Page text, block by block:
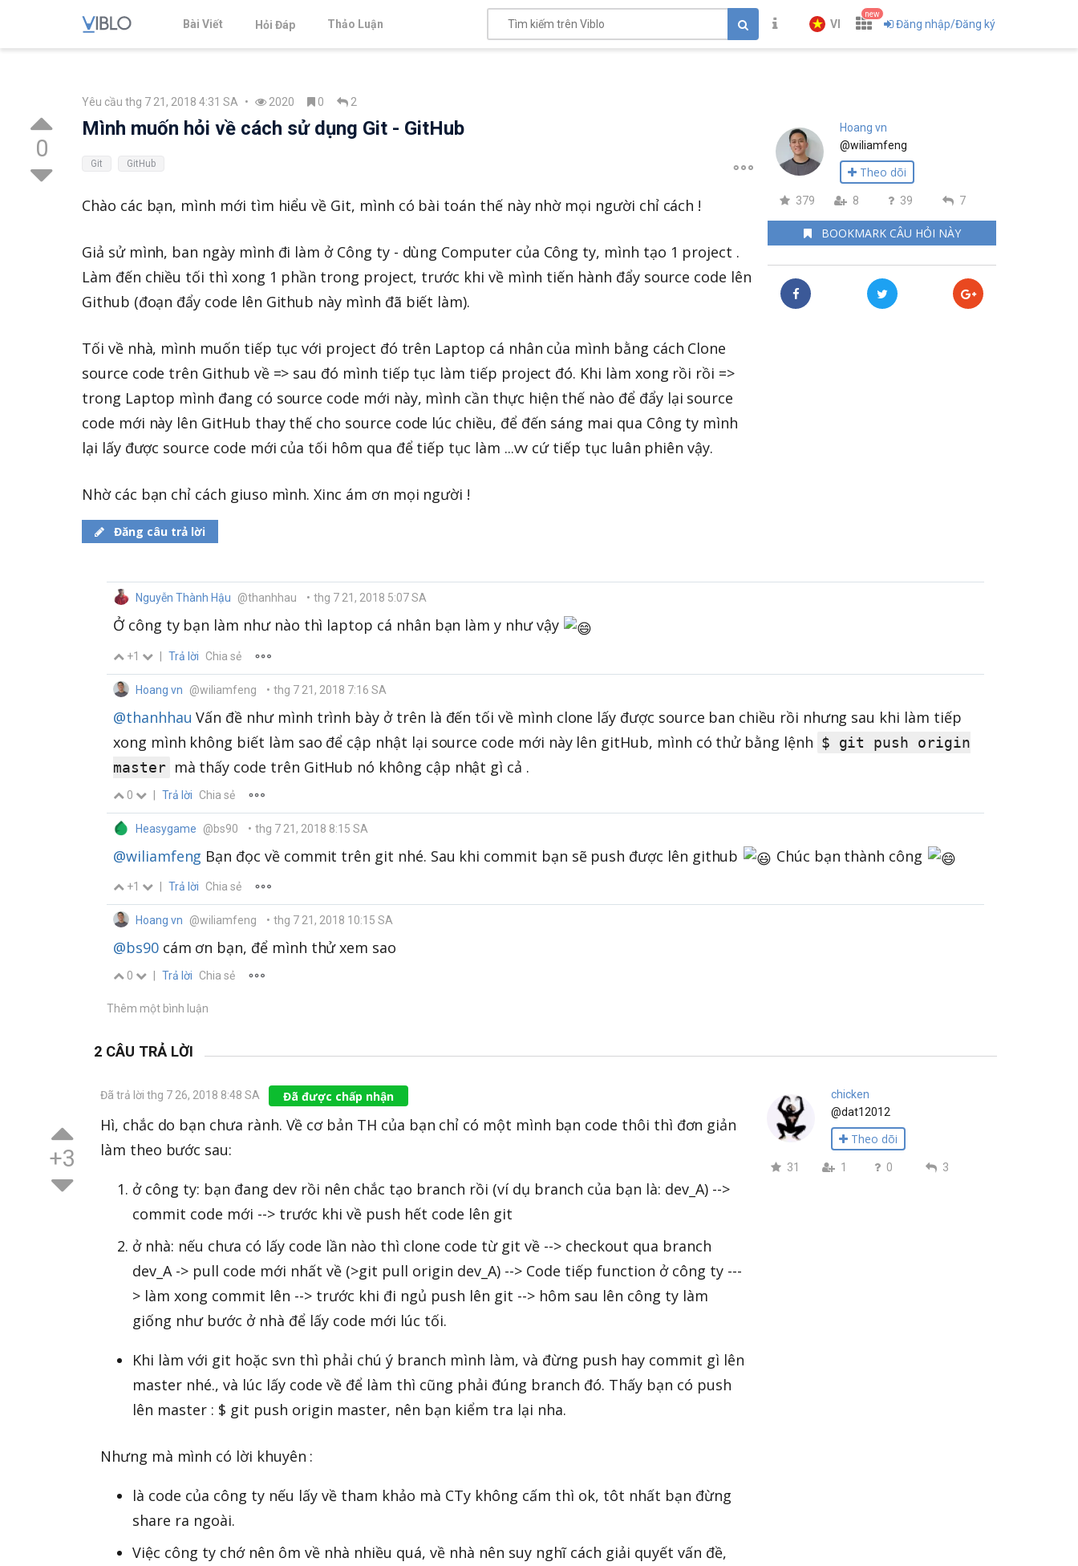
Bài Viết Hỏi Đáp Thảo Luận VI
new
Đăng nhập/Đăng ký
Yêu cầu thg 7 21, 2018 4:31 SA • 2020 0 2
0
Mình muốn hỏi về cách sử dụng Git - GitHub
Git GitHub
Chào các bạn, mình mới tìm hiểu về Git, mình có bài toán thế này nhờ mọi người chỉ cách !
Giả sử mình, ban ngày mình đi làm ở Công ty - dùng Computer của Công ty, mình tạo 1 project .
Làm đến chiều tối thì xong 1 phần trong project, trước khi về mình tiến hành đẩy source code lên
Github (đoạn đẩy code lên Github này mình đã biết làm).
Tối về nhà, mình muốn tiếp tục với project đó trên Laptop cá nhân của mình bằng cách Clone
source code trên Github về => sau đó mình tiếp tục làm tiếp project đó. Khi làm xong rồi rồi =>
trong Laptop mình đang có source code mới này, mình cần thực hiện thế nào để đẩy lại source
code mới này lên GitHub thay thế cho source code lúc chiều, để đến sáng mai qua Công ty mình
lại lấy được source code mới của tối hôm qua để tiếp tục làm ...vv cứ tiếp tục luân phiên vậy.
Nhờ các bạn chỉ cách giuso mình. Xinc ám ơn mọi người !
Đăng câu trả lời
Hoang vn
@wiliamfeng
Theo dõi
379 8 39 7
BOOKMARK CÂU HỎI NÀY
Nguyễn Thành Hậu @thanhhau • thg 7 21, 2018 5:07 SA
Ở công ty bạn làm như nào thì laptop cá nhân bạn làm y như vậy
+1 | Trả lời Chia sẻ
Hoang vn @wiliamfeng • thg 7 21, 2018 7:16 SA
@thanhhau Vấn đề như mình trình bày ở trên là đến tối về mình clone lấy được source ban chiều rồi nhưng sau khi làm tiếp
xong mình không biết làm sao để cập nhật lại source code mới này lên gitHub, mình có thử bằng lệnh $ git push origin
master mà thấy code trên GitHub nó không cập nhật gì cả .
0 | Trả lời Chia sẻ
Heasygame @bs90 • thg 7 21, 2018 8:15 SA
@wiliamfeng Bạn đọc về commit trên git nhé. Sau khi commit bạn sẽ push được lên github Chúc bạn thành công
+1 Trả lời Chia sẻ
Hoang vn @wiliamfeng • thg 7 21, 2018 10:15 SA
@bs90cám ơn bạn, để mình thử xem sao
0 Trả lời Chia sẻ
Thêm một bình luận
2 CÂU TRẢ LỜI
Đã trả lời thg 7 26, 2018 8:48 SA Đã được chấp nhận
+3
Hì, chắc do bạn chưa rành. Về cơ bản TH của bạn chỉ có một mình bạn code thôi thì đơn giản
làm theo bước sau:
ở công ty: bạn đang dev rồi nên chắc tạo branch rồi (ví dụ branch của bạn là: dev_A) -->
commit code mới --> trước khi về push hết code lên git
ở nhà: nếu chưa có lấy code lần nào thì clone code từ git về --> checkout qua branch
dev_A -> pull code mới nhất về (>git pull origin dev_A) --> Code tiếp function ở công ty ---
> làm xong commit lên --> trước khi đi ngủ push lên git --> hôm sau lên công ty làm
giống như bước ở nhà để lấy code mới lúc tối.
Khi làm với git hoặc svn thì phải chú ý branch mình làm, và đừng push hay commit gì lên
master nhé., và lúc lấy code về để làm thì cũng phải đúng branch đó. Thấy bạn có push
lên master : $ git push origin master, nên bạn kiểm tra lại nha.
Nhưng mà mình có lời khuyên :
là code của công ty nếu lấy về tham khảo mà CTy không cấm thì ok, tôt nhất bạn đừng
share ra ngoài.
Việc công ty chớ nên ôm về nhà nhiều quá, về nhà nên suy nghĩ cách giải quyết vấn đề,
chicken
@dat12012
Theo dõi
31 1 0 3